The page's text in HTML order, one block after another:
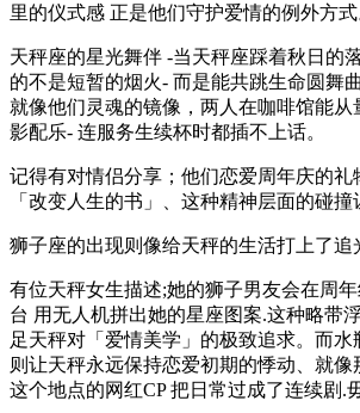
里的仪式感 正是他们守护爱情的例外方式
天秤座的星光舞伴 -当天秤座踩着秋日的
的不是短暂的烟火- 而是能共跳生命圆舞
就像他们灵魂的镜像，两人在咖啡馆能
影配乐- 连服务生续杯时都插不上话。
记得有对情侣分享；他们恋爱周年庆的礼
「改变人生的书」、这种精神层面的碰撞
狮子座的出现则像给天秤的生活打上了追
有位天秤女生描述;她的狮子男友会在周
台 用无人机拼出她的星座图案.这种略带
足天秤对「爱情美学」的极致追求。而水
则让天秤永远保持恋爱初期的悸动、就像
这个地点的网红CP 把日常过成了连续剧.